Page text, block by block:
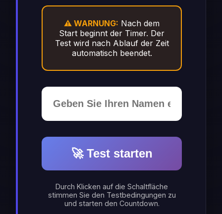
⚠️ WARNUNG: Nach dem
Start beginnt der Timer. Der
Test wird nach Ablauf der Zeit
automatisch beendet.
🚀 Test starten
Durch Klicken auf die Schaltfläche
stimmen Sie den Testbedingungen zu
und starten den Countdown.